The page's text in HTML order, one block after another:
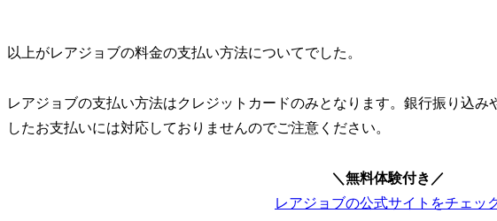
以上がレアジョブの料金の支払い方法についてでした。
レアジョブの支払い方法はクレジットカードのみとなります。銀行振り込み
したお支払いには対応しておりませんのでご注意ください。
＼無料体験付き／
レアジョブの公式サイトをチェッ